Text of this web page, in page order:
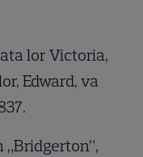
lor Victoria,
Edward, va